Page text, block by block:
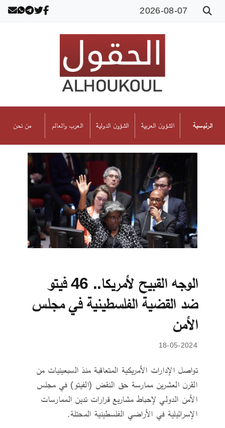
2026-08-07
الرئيسية الشؤون العربية الشؤون الدولية العرب والعالم من نحن
الوجه القبيح لأمريكا.. 46 فيتو
ضد القضية الفلسطينية في مجلس
الأمن
18-05-2024
تواصل الإدارات الأمريكية المتعاقبة منذ السبعينيات من
القرن العشرين ممارسة حق النقض (الفيتو) في مجلس
الأمن الدولي لإحباط مشاريع قرارات تدين الممارسات
الإسرائيلية في الأراضي الفلسطينية المحتلة.